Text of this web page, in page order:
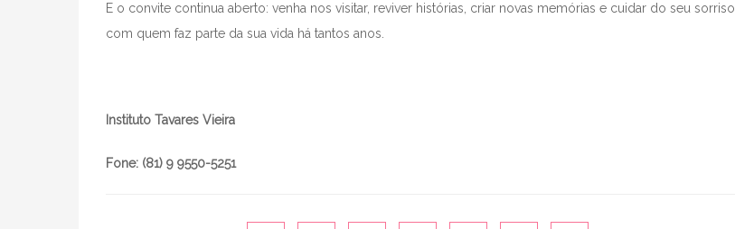
E o convite continua aberto: venha nos visitar, reviver histórias, criar novas memórias e cuidar do seu sorriso
com quem faz parte da sua vida há tantos anos.
Instituto Tavares Vieira
Fone: (81) 9 9550-5251